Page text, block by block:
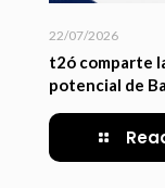
22/07/2026
t2ó comparte
potencial de